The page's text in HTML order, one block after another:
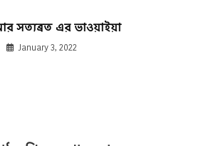
সত্যব্রত এর ভাওয়াইয়া
January 3, 2022